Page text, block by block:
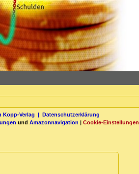
Kopp-Verlag | Datenschutzerklärung
und Amazonnavigation | Cookie-Einstellungen